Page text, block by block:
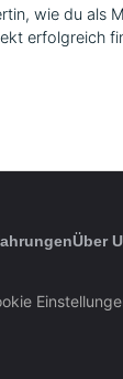
wie du als
erfolgreich
Über